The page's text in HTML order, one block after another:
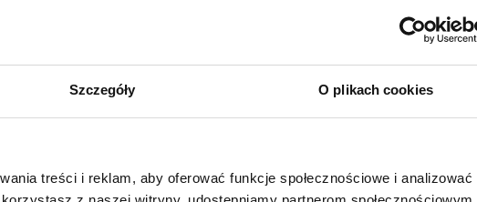
Szczegóły O plikach cookies
treści i reklam, aby oferować funkcje społecznościowe i analizować
Zobacz mapę
lub użyj formularza
ZAPYTAJ O NASZE ROZWIĄZANIA